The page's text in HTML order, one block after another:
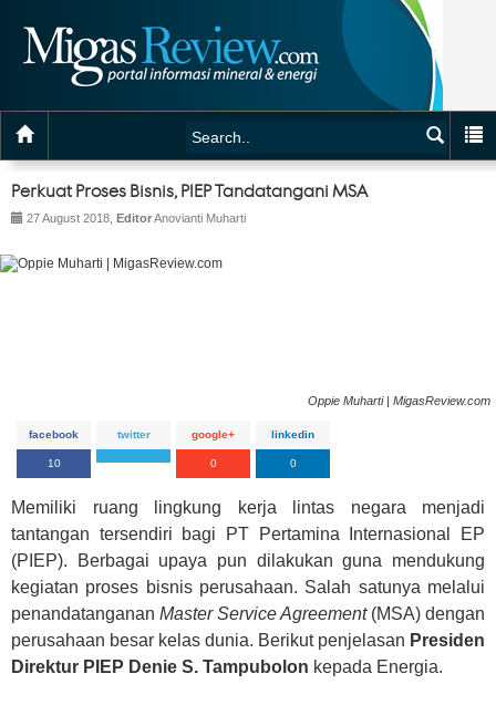
Perkuat Proses Bisnis, PIEP Tandatangani MSA
27 August 2018, EditorAnovianti Muharti
Oppie Muharti | MigasReview.com
facebook
10
twitter google+
0
linkedin
0
Memiliki ruang lingkung kerja lintas negara menjadi
tantangan tersendiri bagi PT Pertamina Internasional EP
(PIEP). Berbagai upaya pun dilakukan guna mendukung
kegiatan proses bisnis perusahaan. Salah satunya melalui
penandatanganan Master Service Agreement(MSA) dengan
perusahaan besar kelas dunia. Berikut penjelasan Presiden
Direktur PIEP Denie S. Tampubolon kepada Energia.